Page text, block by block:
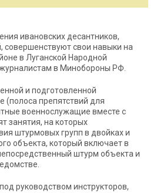
ивановских десантников,
свои навыки на
в Луганской Народной
в Минобороны РФ.
и подготовленной
(полоса препятствий для
военнослужащие вместе с
занятия, на которых
штурмовых групп в двойках и
объекта, который включает в
штурм объекта и
руководством инструкторов,